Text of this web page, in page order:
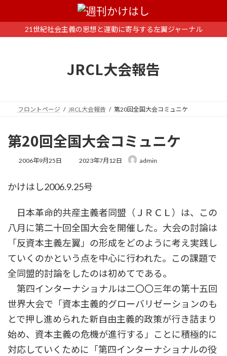
ン
ー
21世紀社会主義の思想と運動に寄与する左翼ジャーナル
JRCL大会報告
フロントページ JRCL大会報告 第20回全国大会コミュニケ
第20回全国大会コミュニケ
2006年9月25日
最
新
:
2023年7月12日 admin
かけはし2006.9.25号
日本革命的共産主義者同盟（ＪＲＣＬ）は、この
八月に第二十回全国大会を開催した。大会の討論は
「反資本主義左翼」の形成をどのように考え実践し
ていくのかという点を中心に行われた。この課題で
全同盟的討論をしたのは初めてである。
第四インターナショナルは二〇〇三年の第十五回
世界大会で「資本主義的グローバリゼーションのも
とで押し進められた新自由主義的政策が行き詰まり
始め、資本主義の危機が進行する」ことに積極的に
対応していくために「第四インターナショナルの役